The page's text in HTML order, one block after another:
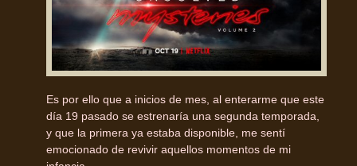
Es por ello que a inicios de mes, al enterarme que este
día 19 pasado se estrenaría una segunda temporada,
y que la primera ya estaba disponible, me sentí
emocionado de revivir aquellos momentos de mi